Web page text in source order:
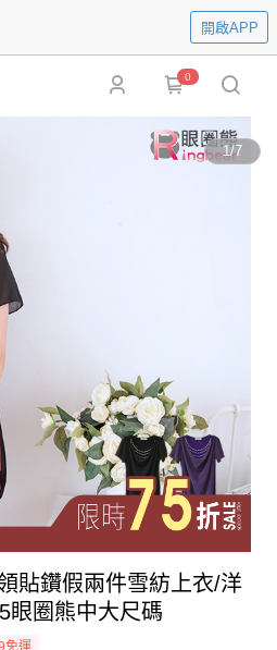
開啟APP
0
1/7
貼鑽假兩件雪紡上衣/洋
眼圈熊中大尺碼
免運